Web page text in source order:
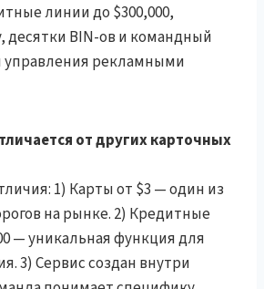
линии до $300,000,
десятки BIN-ов и командный
рекламными
от других карточных
1) Карты от $3 — один из
на рынке. 2) Кредитные
— уникальная функция для
3) Сервис создан внутри